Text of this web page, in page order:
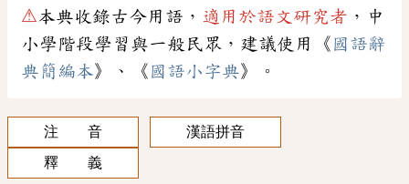
⚠本典收錄古今用語， 適用於語文研究者 ，中
小學階段學習與一般民眾，建議使用《 國語辭
典簡編本》、《 國語小字典》。
注 音
漢語拼音
釋 義